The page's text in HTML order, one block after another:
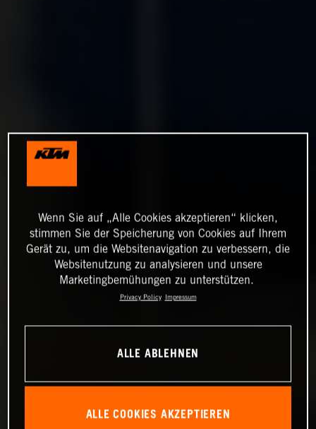
Wenn Sie auf „Alle Cookies akzeptieren“ klicken,
stimmen Sie der Speicherung von Cookies auf Ihrem
Gerät zu, um die Websitenavigation zu verbessern, die
Websitenutzung zu analysieren und unsere
Marketingbemühungen zu unterstützen.
Privacy Policy Impressum
ALLE ABLEHNEN
ALLE COOKIES AKZEPTIEREN